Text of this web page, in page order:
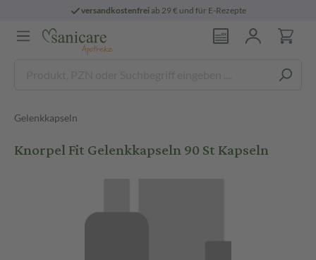
versandkostenfreiab 29 € und für E-Rezepte
Gelenkkapseln
Knorpel Fit Gelenkkapseln 90 St Kapseln